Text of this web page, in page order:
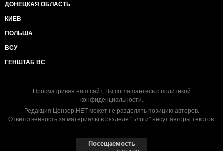
ДОНЕЦКАЯ ОБЛАСТЬ
КИЕВ
ПОЛЬША
ВСУ
ГЕНШТАБ ВС
Просматривая наш сайт, Вы соглашаетесь с политикой
конфиденциальности.
Редакция Цензор.НЕТ может не разделять позицию авторов.
Ответственность за материалы в разделе "Блоги" несут авторы текстов.
Посещаемость